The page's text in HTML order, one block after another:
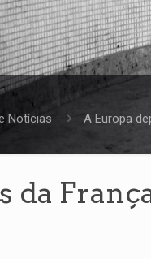
Notícias A Europa
da